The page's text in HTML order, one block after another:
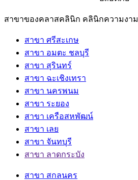
สาขาของคลาสคลินิก คลินิกความงาม
สาขา ศรีสะเกษ
สาขา อมตะ ชลบุรี
สาขา สุรินทร์
สาขา ฉะเชิงเทรา
สาขา นครพนม
สาขา ระยอง
สาขา เครือสหพัฒน์
สาขา เลย
สาขา จันทบุรี
สาขา ลาดกระบัง
สาขา สกลนคร